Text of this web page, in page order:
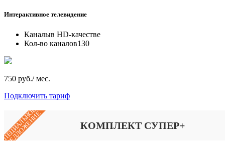
Интерактивное телевидение
Каналыв HD-качестве
Кол-во каналов130
750 руб./ мес.
Подключить тариф
ПРЕДЛОЖЕНИЕ КОМПЛЕКТ СУПЕР+